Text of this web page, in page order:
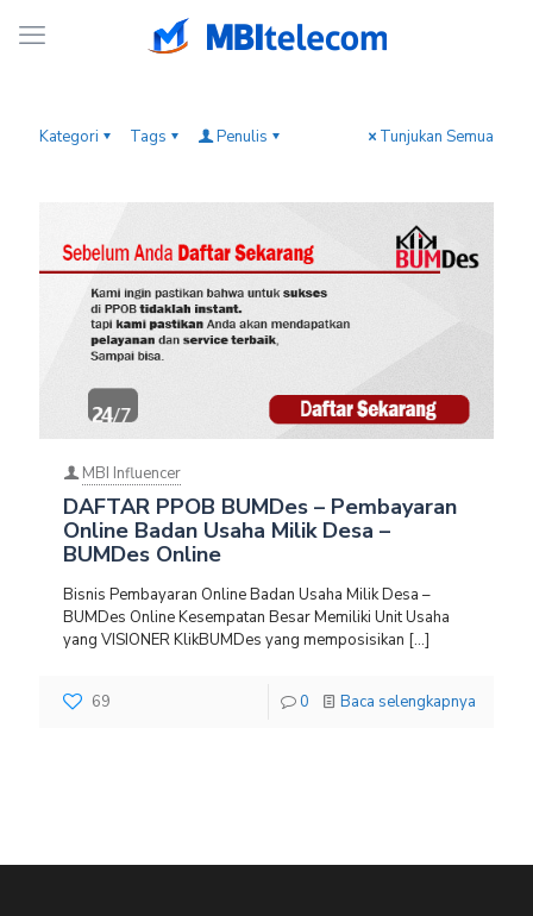
Kategori Tags Penulis Tunjukan Semua
MBI Influencer
DAFTAR PPOB BUMDes – Pembayaran
Online Badan Usaha Milik Desa –
BUMDes Online
Bisnis Pembayaran Online Badan Usaha Milik Desa –
BUMDes Online Kesempatan Besar Memiliki Unit Usaha
yang VISIONER KlikBUMDes yang memposisikan […]
69 0 Baca selengkapnya